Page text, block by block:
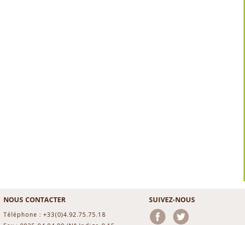
NOUS CONTACTER
Téléphone : +33(0)4.92.75.75.18
SUIVEZ-NOUS
Facebook